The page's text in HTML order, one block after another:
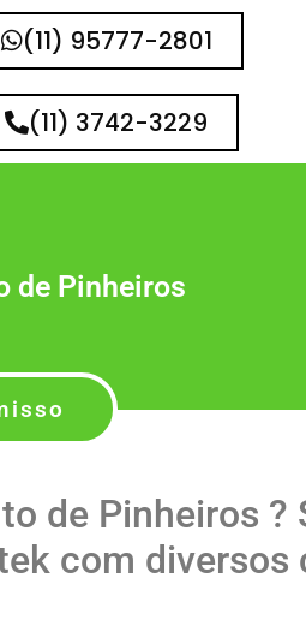
(11) 95777-2801
(11) 3742-3229
de Pinheiros
de Pinheiros ?
com diversos